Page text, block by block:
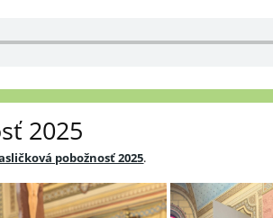
2025
pobožnosť 2025.